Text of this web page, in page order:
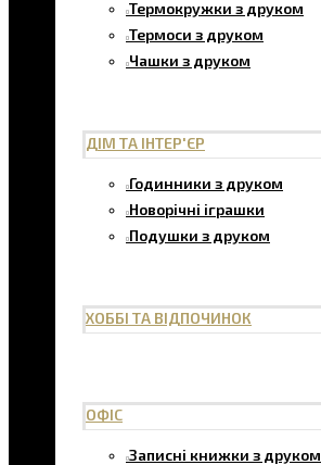
Термокружки з друком
Термоси з друком
Чашки з друком
ДІМ ТА ІНТЕР'ЄР
Годинники з друком
Новорічні іграшки
Подушки з друком
ХОББІ ТА ВІДПОЧИНОК
ОФІС
Записні книжки з друком